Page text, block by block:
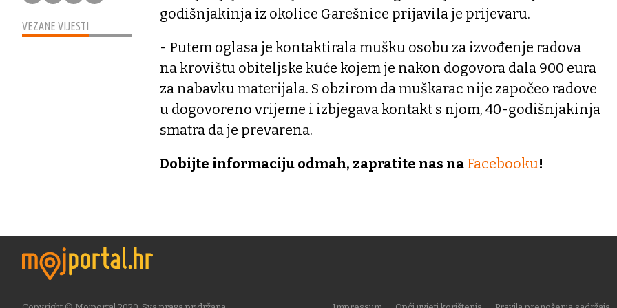
VEZANE VIJESTI
godišnjakinja iz okolice Garešnice prijavila je prijevaru.
- Putem oglasa je kontaktirala mušku osobu za izvođenje radova
na krovištu obiteljske kuće kojem je nakon dogovora dala 900 eura
za nabavku materijala. S obzirom da muškarac nije započeo radove
u dogovoreno vrijeme i izbjegava kontakt s njom, 40-godišnjakinja
smatra da je prevarena.
Dobijte informaciju odmah, zapratite nas na Facebooku!